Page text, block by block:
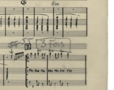
As-MTH-003-Sc-004-024-Ύμνος
As-MTH-003-Sc-004-025-Το
As-MTH-003-Sc-004-026-
As-MTH-003-Sc-004-027-Μικρή
As-MTH-003-Sc-004-028-
As-MTH-003-Sc-004-029-
As-MTH-003-Sc-004-030-Πέντε